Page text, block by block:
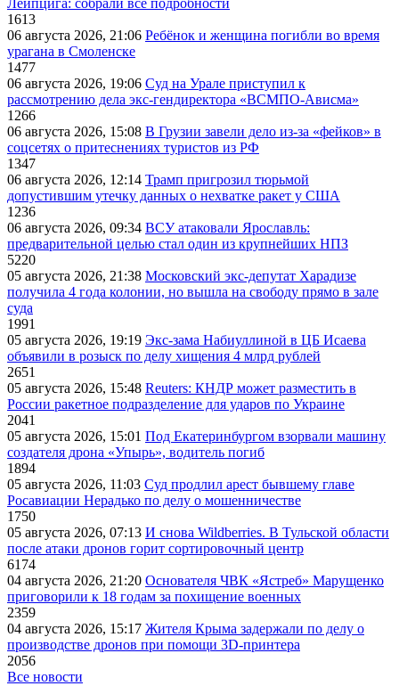
Лейпцига: собрали все подробности
1613
06 августа 2026, 21:06 Ребёнок и женщина погибли во время
урагана в Смоленске
1477
06 августа 2026, 19:06 Суд на Урале приступил к
рассмотрению дела экс-гендиректора «ВСМПО-Ависма»
1266
06 августа 2026, 15:08 В Грузии завели дело из-за «фейков» в
соцсетях о притеснениях туристов из РФ
1347
06 августа 2026, 12:14 Трамп пригрозил тюрьмой
допустившим утечку данных о нехватке ракет у США
1236
06 августа 2026, 09:34 ВСУ атаковали Ярославль:
предварительной целью стал один из крупнейших НПЗ
5220
05 августа 2026, 21:38 Московский экс-депутат Харадизе
получила 4 года колонии, но вышла на свободу прямо в зале
суда
1991
05 августа 2026, 19:19 Экс-зама Набиуллиной в ЦБ Исаева
объявили в розыск по делу хищения 4 млрд рублей
2651
05 августа 2026, 15:48 Reuters: КНДР может разместить в
России ракетное подразделение для ударов по Украине
2041
05 августа 2026, 15:01 Под Екатеринбургом взорвали машину
создателя дрона «Упырь», водитель погиб
1894
05 августа 2026, 11:03 Суд продлил арест бывшему главе
Росавиации Нерадько по делу о мошенничестве
1750
05 августа 2026, 07:13 И снова Wildberries. В Тульской области
после атаки дронов горит сортировочный центр
6174
04 августа 2026, 21:20 Основателя ЧВК «Ястреб» Марущенко
приговорили к 18 годам за похищение военных
2359
04 августа 2026, 15:17 Жителя Крыма задержали по делу о
производстве дронов при помощи 3D‑принтера
2056
Все новости